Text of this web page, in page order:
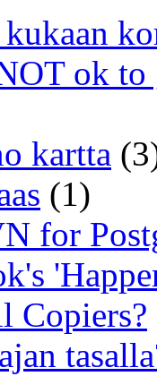
ok to
kartta
(1)
for
Copiers?